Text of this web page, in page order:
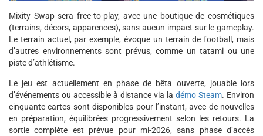
Mixity Swap sera free-to-play, avec une boutique de cosmétiques
(terrains, décors, apparences), sans aucun impact sur le gameplay.
Le terrain actuel, par exemple, évoque un terrain de football, mais
d’autres environnements sont prévus, comme un tatami ou une
piste d’athlétisme.
Le jeu est actuellement en phase de bêta ouverte, jouable lors
d’événements ou accessible à distance via la démo Steam. Environ
cinquante cartes sont disponibles pour l’instant, avec de nouvelles
en préparation, équilibrées progressivement selon les retours. La
sortie complète est prévue pour mi-2026, sans phase d’accès